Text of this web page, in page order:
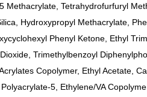
Methacrylate, Tetrahydrofurfuryl
Hydroxypropyl Methacrylate,
Phenyl Ketone, Ethyl
Trimethylbenzoyl
Copolymer, Ethyl Acetate,
5, Ethylene/VA